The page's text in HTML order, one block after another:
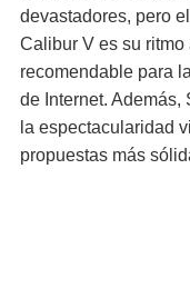
devastadores, pero
Calibur V es su
recomendable para
de Internet. Además,
la espectacularidad
propuestas más